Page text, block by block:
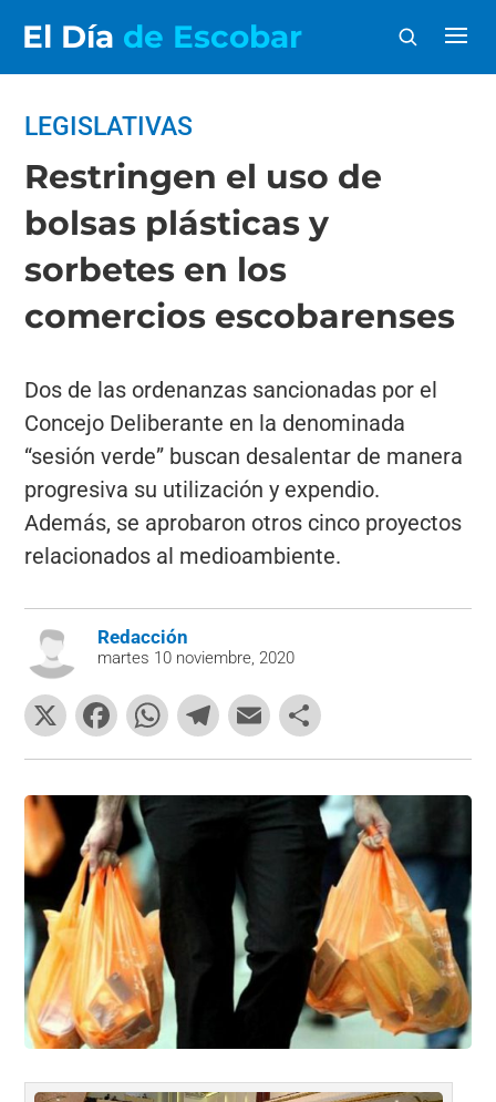
El Día de Escobar
LEGISLATIVAS
Restringen el uso de
bolsas plásticas y
sorbetes en los
comercios escobarenses
Dos de las ordenanzas sancionadas por el
Concejo Deliberante en la denominada
“sesión verde” buscan desalentar de manera
progresiva su utilización y expendio.
Además, se aprobaron otros cinco proyectos
relacionados al medioambiente.
Redacción
martes 10 noviembre, 2020
X
F
a
c
e
b
o
o
k
W
h
at
T
el
e
gr
m
E
m
ai
l
o
m
p
ar
tir